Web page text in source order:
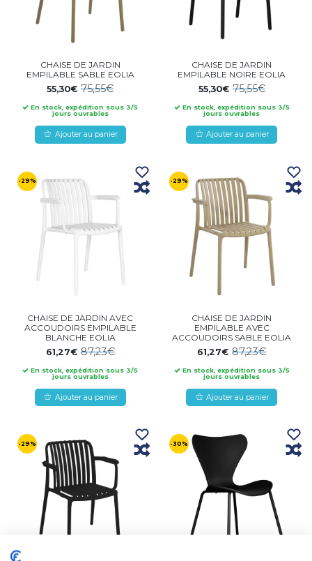
CHAISE DE JARDIN
EMPILABLE SABLE EOLIA
55,30€75,55€
En stock, expédition sous 3/5
jours ouvrables
Ajouter au panier
CHAISE DE JARDIN
EMPILABLE NOIRE EOLIA
55,30€75,55€
En stock, expédition sous 3/5
jours ouvrables
Ajouter au panier
-29%
CHAISE DE JARDIN AVEC
ACCOUDOIRS EMPILABLE
BLANCHE EOLIA
61,27€87,23€
En stock, expédition sous 3/5
jours ouvrables
Ajouter au panier
-29%
CHAISE DE JARDIN
EMPILABLE AVEC
ACCOUDOIRS SABLE EOLIA
61,27€87,23€
En stock, expédition sous 3/5
jours ouvrables
Ajouter au panier
-29% -30%